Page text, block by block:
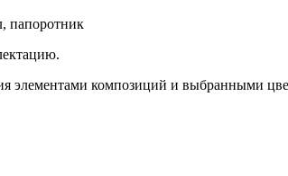
папоротник
элементами композиций и выбранными